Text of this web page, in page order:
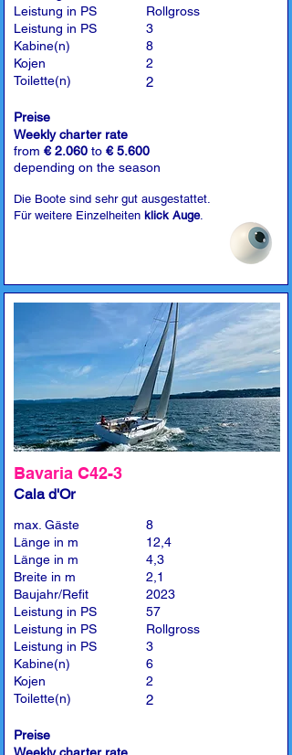
Leistung in PS
Leistung in PS
Kabine(n)
Kojen
Toilette(n)
Rollgross
3
8
2
2
Preise
Weekly charter rate
from € 2.060 to € 5.600
depending on the season
Die Boote sind sehr gut ausgestattet.
Für weitere Einzelheiten klick Auge.
Bavaria C42-3
Cala d'Or
max. Gäste
Länge in m
Länge in m
Breite in m
Baujahr/Refit
Leistung in PS
Leistung in PS
Leistung in PS
Kabine(n)
Kojen
Toilette(n)
8
12,4
4,3
2,1
2023
57
Rollgross
3
6
2
2
Preise